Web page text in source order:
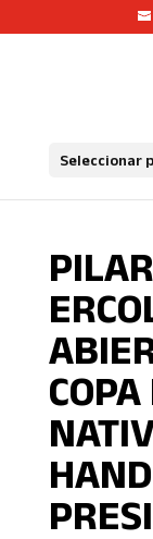
Seleccionar